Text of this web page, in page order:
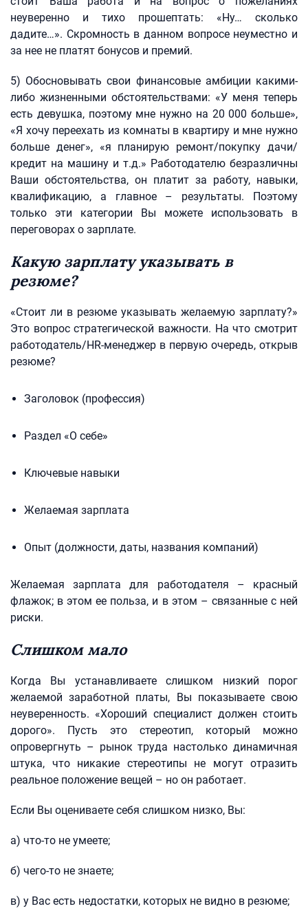
неуверенно и тихо прошептать: «Ну… сколько
дадите…». Скромность в данном вопросе неуместно и
за нее не платят бонусов и премий.
5) Обосновывать свои финансовые амбиции какими-
либо жизненными обстоятельствами: «У меня теперь
есть девушка, поэтому мне нужно на 20 000 больше»,
«Я хочу переехать из комнаты в квартиру и мне нужно
больше денег», «я планирую ремонт/покупку дачи/
кредит на машину и т.д.» Работодателю безразличны
Ваши обстоятельства, он платит за работу, навыки,
квалификацию, а главное – результаты. Поэтому
только эти категории Вы можете использовать в
переговорах о зарплате.
Какую зарплату указывать в
резюме?
«Стоит ли в резюме указывать желаемую зарплату?»
Это вопрос стратегической важности. На что смотрит
работодатель/HR-менеджер в первую очередь, открыв
резюме?
Заголовок (профессия)
Раздел «О себе»
Ключевые навыки
Желаемая зарплата
Опыт (должности, даты, названия компаний)
Желаемая зарплата для работодателя – красный
флажок; в этом ее польза, и в этом – связанные с ней
риски.
Слишком мало
Когда Вы устанавливаете слишком низкий порог
желаемой заработной платы, Вы показываете свою
неуверенность. «Хороший специалист должен стоить
дорого». Пусть это стереотип, который можно
опровергнуть – рынок труда настолько динамичная
штука, что никакие стереотипы не могут отразить
реальное положение вещей – но он работает.
Если Вы оцениваете себя слишком низко, Вы:
а) что-то не умеете;
б) чего-то не знаете;
в) у Вас есть недостатки, которых не видно в резюме;